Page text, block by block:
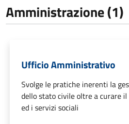
Amministrazione (1)
Ufficio Amministrativo
Svolge le pratiche inerenti la
dello stato civile oltre a curare
ed i servizi sociali